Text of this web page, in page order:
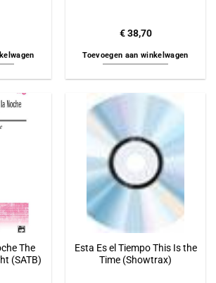
€38,70
Toevoegen aan winkelwagen
The
(SATB)
Esta Es el Tiempo This Is the
Time (Showtrax)